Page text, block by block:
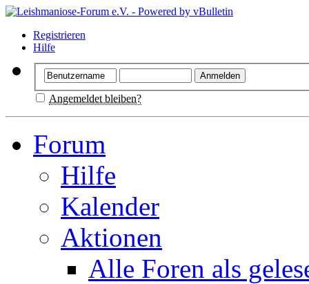
Registrieren
Hilfe
Angemeldet bleiben?
Forum
Hilfe
Kalender
Aktionen
Alle Foren als